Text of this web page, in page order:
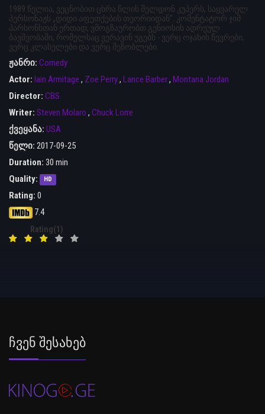
1989 წელია, ვეცნობით ცხრა წლის შელდონ კუპერს, საყვარელ
პერსონაჟს „დიდი აფეთქების თეორიიდან“. კომენტატორ ჯიმ
პარსონსთან ერთად, ვმოგზაურობთ გენიოსის ადრეულ
ბავშვობაში, რომელსაც ვერავინ უგებს - ვერც ოჯახის წევრები,
ვერც კლასელები და ვერც მეზობლები.
ჟანრი: Comedy
Actor: Iain Armitage , Zoe Perry, Lance Barber, Montana Jordan
Director: CBS
Writer: Steven Molaro , Chuck Lorre
ქვეყანა: USA
წელი: 2017-09-25
Duration: 30 min
Quality:
HD
Rating: 0
7.4
Rating(1)
Ჩვენ Შესახებ